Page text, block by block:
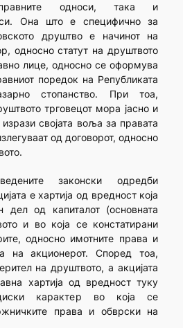
односи, така и
Она што е специфично за
друштво е начинот на
односно статут на друштвото
лице, односно се оформува
поредок на Републиката
стопанство. При тоа,
трговецот мора јасно и
својата воља за правата
од договорот, односно
законски одредби
е хартија од вредност која
дел од капиталот (основната
и во која се констатирани
односно имотните права и
на акционерот. Според тоа,
на друштвото, а акцијата
хартија од вредност туку
карактер во која се
права и обврски на